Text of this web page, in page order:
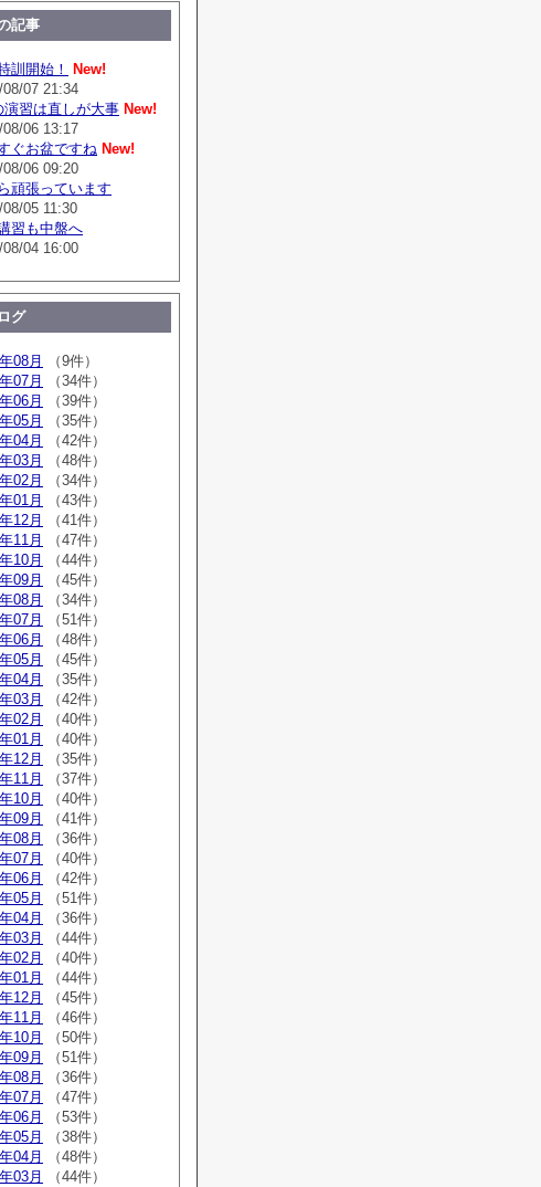
記事
訓開始！
New!
08/07 21:34
演習は直しが大事 New!
08/06 13:17
ぐお盆ですね New!
08/06 09:20
頑張っています
08/05 11:30
習も中盤へ
08/04 16:00
グ
08月
（9件）
07月
（34件）
06月
（39件）
05月
（35件）
04月
（42件）
03月
（48件）
02月
（34件）
01月
（43件）
12月
（41件）
11月
（47件）
10月
（44件）
09月
（45件）
08月
（34件）
07月
（51件）
06月
（48件）
05月
（45件）
04月
（35件）
03月
（42件）
02月
（40件）
01月
（40件）
12月
（35件）
11月
（37件）
10月
（40件）
09月
（41件）
08月
（36件）
07月
（40件）
06月
（42件）
05月
（51件）
04月
（36件）
03月
（44件）
02月
（40件）
01月
（44件）
12月
（45件）
11月
（46件）
10月
（50件）
09月
（51件）
08月
（36件）
07月
（47件）
06月
（53件）
05月
（38件）
04月
（48件）
03月
（44件）